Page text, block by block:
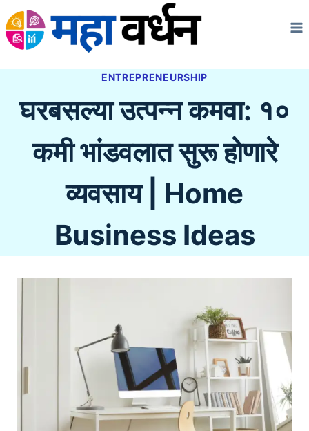
Skip
to
ENTREPRENEURSHIP
घरबसल्या उत्पन्न कमवा: १०
कमी भांडवलात सुरू होणारे
व्यवसाय | Home
Business Ideas